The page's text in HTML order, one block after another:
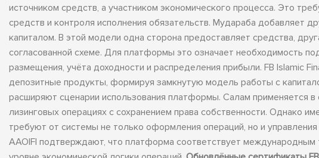
источником средств, а участником экономического процесса. Это
средств и контроля исполнения обязательств. Мудараба добавляет
капиталом. В этой модели одна сторона предоставляет средства,
согласованной схеме. Для платформы это означает необходимость
размещения, учёта доходности и распределения прибыли. FB Islamic
депозитные продукты, формируя замкнутую модель работы с
расширяют сценарии использования платформы. Салам применяется
лизинговых операциях с сохранением права собственности. Однако
требуют от системы не только оформления операций, но и
AAOIFI подтверждают, что платформа соответствует